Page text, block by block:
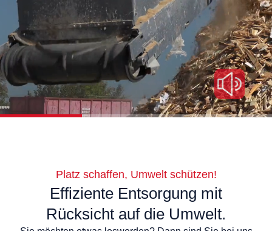
Platz schaffen, Umwelt schützen!
Effiziente Entsorgung mit
Rücksicht auf die Umwelt.